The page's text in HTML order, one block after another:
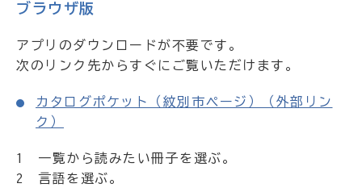
ブラウザ版
アプリのダウンロードが不要です。
次のリンク先からすぐにご覧いただけます。
カタログポケット（紋別市ページ）（外部リン
ク）
1 一覧から読みたい冊子を選ぶ。
2 言語を選ぶ。